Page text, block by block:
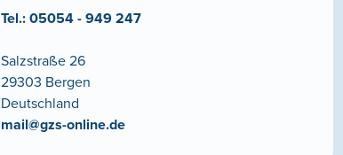
Tel.: 05054 - 949 247
Salzstraße 26
29303 Bergen
Deutschland
mail@gzs-online.de